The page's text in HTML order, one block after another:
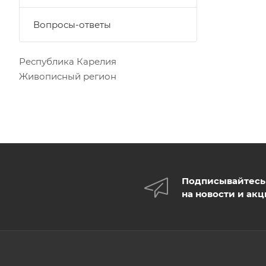
Вопросы-ответы
Республика Карелия
Живописный регион
Подписывайтесь
на новости и